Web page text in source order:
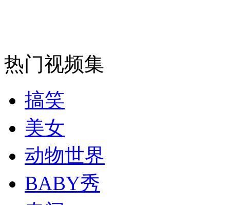
热门视频集
搞笑
美女
动物世界
BABY秀